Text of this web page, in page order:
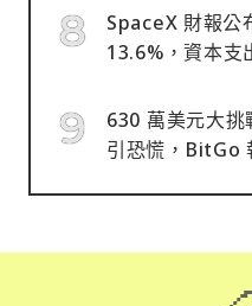
SpaceX 財報公
13.6%，資本支
630 萬美元大
引恐慌，BitGo